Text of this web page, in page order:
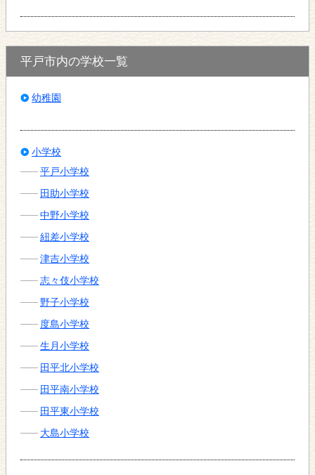
平戸市内の学校一覧
幼稚園
小学校
平戸小学校
田助小学校
中野小学校
紐差小学校
津吉小学校
志々伎小学校
野子小学校
度島小学校
生月小学校
田平北小学校
田平南小学校
田平東小学校
大島小学校